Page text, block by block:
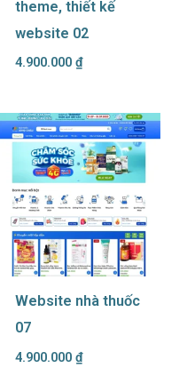
theme, thiết kế
website 02
4.900.000 ₫
Website nhà thuốc
07
4.900.000 ₫